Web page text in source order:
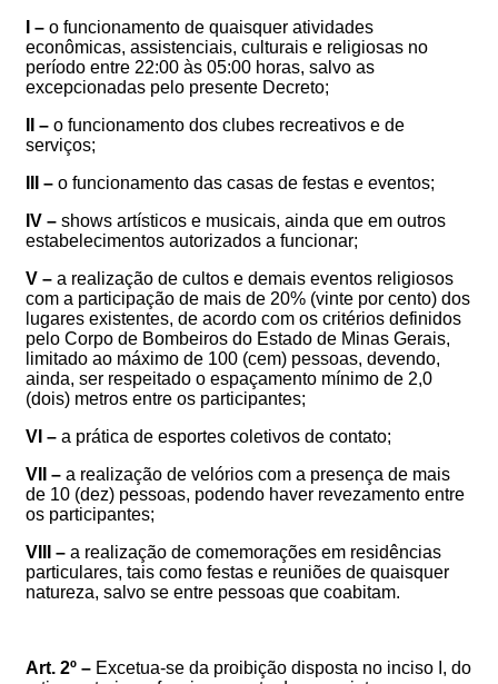
I – o funcionamento de quaisquer atividades
econômicas, assistenciais, culturais e religiosas no
período entre 22:00 às 05:00 horas, salvo as
excepcionadas pelo presente Decreto;
II – o funcionamento dos clubes recreativos e de
serviços;
III – o funcionamento das casas de festas e eventos;
IV – shows artísticos e musicais, ainda que em outros
estabelecimentos autorizados a funcionar;
V – a realização de cultos e demais eventos religiosos
com a participação de mais de 20% (vinte por cento) dos
lugares existentes, de acordo com os critérios definidos
pelo Corpo de Bombeiros do Estado de Minas Gerais,
limitado ao máximo de 100 (cem) pessoas, devendo,
ainda, ser respeitado o espaçamento mínimo de 2,0
(dois) metros entre os participantes;
VI – a prática de esportes coletivos de contato;
VII – a realização de velórios com a presença de mais
de 10 (dez) pessoas, podendo haver revezamento entre
os participantes;
VIII – a realização de comemorações em residências
particulares, tais como festas e reuniões de quaisquer
natureza, salvo se entre pessoas que coabitam.
Art. 2º – Excetua-se da proibição disposta no inciso I, do